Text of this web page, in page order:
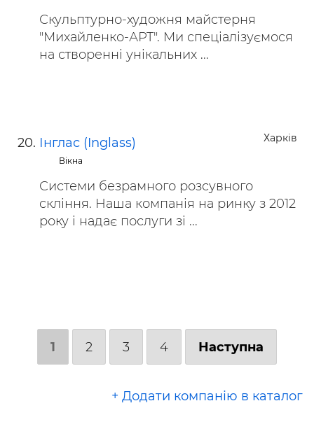
Скульптурно-художня майстерня
"Михайленко-АРТ". Ми спеціалізуємося
на створенні унікальних ...
Харків
Інглас (Inglass)
Вікна
Системи безрамного розсувного
скління. Наша компанія на ринку з 2012
року і надає послуги зі ...
1 2 3 4 Наступна
+ Додати компанію в каталог